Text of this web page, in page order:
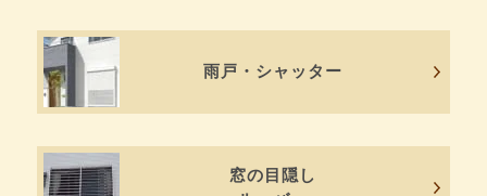
雨戸・シャッター
窓の目隠し